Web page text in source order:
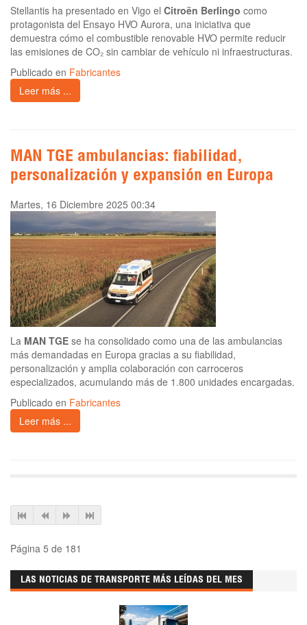
Stellantis ha presentado en Vigo el Citroën Berlingo como
protagonista del Ensayo HVO Aurora, una iniciativa que
demuestra cómo el combustible renovable HVO permite reducir
las emisiones de CO₂ sin cambiar de vehículo ni infraestructuras.
Publicado en Fabricantes
Leer más ...
MAN TGE ambulancias: fiabilidad,
personalización y expansión en Europa
Martes, 16 Diciembre 2025 00:34
La MAN TGE se ha consolidado como una de las ambulancias
más demandadas en Europa gracias a su fiabilidad,
personalización y amplia colaboración con carroceros
especializados, acumulando más de 1.800 unidades encargadas.
Publicado en Fabricantes
Leer más ...
Página 5 de 181
LAS NOTICIAS DE TRANSPORTE MÁS LEÍDAS DEL MES